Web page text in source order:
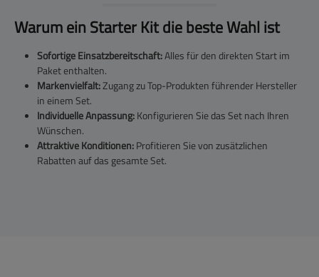
Warum ein Starter Kit die beste Wahl ist
Sofortige Einsatzbereitschaft:Alles für den direkten Start im
Paket enthalten.
Markenvielfalt:Zugang zu Top-Produkten führender Hersteller
in einem Set.
Individuelle Anpassung:Konfigurieren Sie das Set nach Ihren
Wünschen.
Attraktive Konditionen:Profitieren Sie von zusätzlichen
Rabatten auf das gesamte Set.